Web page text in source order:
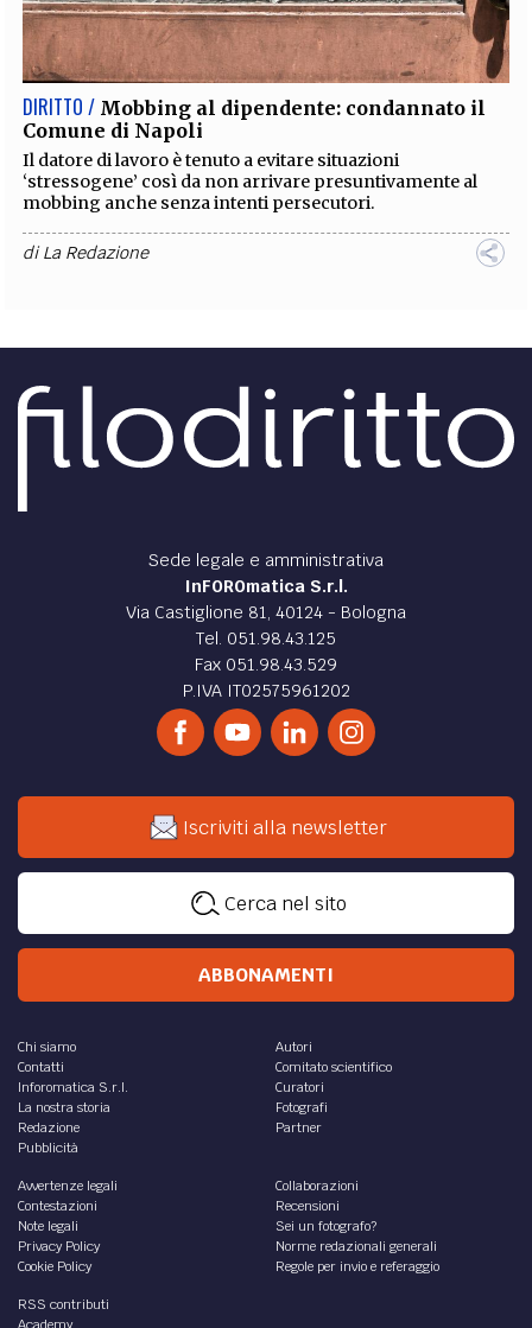
DIRITTO / Mobbing al dipendente: condannato il
Comune di Napoli
Il datore di lavoro è tenuto a evitare situazioni
‘stressogene’ così da non arrivare presuntivamente al
mobbing anche senza intenti persecutori.
diLa Redazione
come “quarto uomo” per la prevenzione alla
Un focus in materia di Whistleblowing: il dipendente
pubblico come mezzo di segnalazione di illeciti o
irregolarità in materia di impiego pubblico.
Sciopero dei dipendenti pubblici -
Confermato il divieto nella RFT
Il 12.6.2018 la Sezione II della Corte costituzionale federale
(Bundesverfassungsgericht - BVerfG) ha rigettato la
Verfassungsklage proposta da quattro...
incompatibilità con il lavoro a termine
dell’aspettativa retribuita per studio/ricerca
L’aspettativa con conservazione del trattamento
economico del pubblico dipendente in caso di
ammissione a corsi di dottorato di ricerca senza borsa
DIRITTO /
Il Fondo per le risorse decentrate dei
Comuni: disposizioni normative e applicative
Le amministrazioni sono impegnate a dare corso alla
costituzione del fondo per le risorse decentrate, il che
costituisce per altro la condizione preliminare...
DIRITTO / 231 - Cassazione Penale: l’assoluzione
dell’autore del reato non comporta l’automatica
decadenza della responsabilità della società
La Corte di Cassazione ha stabilito che,